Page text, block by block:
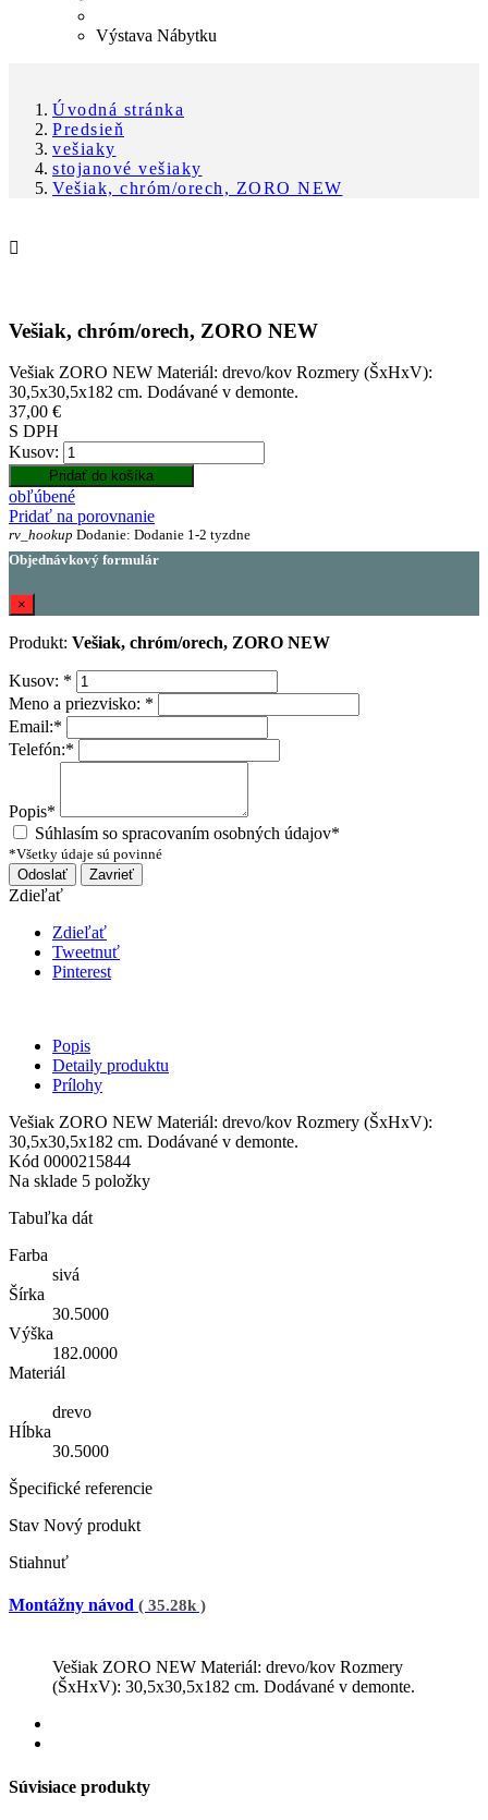
Výstava Nábytku
Úvodná stránka
Predsieň
vešiaky
stojanové vešiaky
Vešiak, chróm/orech, ZORO NEW

Vešiak, chróm/orech, ZORO NEW
Vešiak ZORO NEW Materiál: drevo/kov Rozmery (ŠxHxV):
30,5x30,5x182 cm. Dodávané v demonte.
37,00 €
S DPH
Kusov:
Pridať do košíka
obľúbené
Pridať na porovnanie
rv_hookup Dodanie: Dodanie 1-2 tyzdne
Objednávkový formulár
×
Produkt: Vešiak, chróm/orech, ZORO NEW
Kusov: *
Meno a priezvisko: *
Email:*
Telefón:*
Popis*
Súhlasím so spracovaním osobných údajov*
*Všetky údaje sú povinné
Odoslať
Zavrieť
Zdieľať
Zdieľať
Tweetnuť
Pinterest
Popis
Detaily produktu
Prílohy
Vešiak ZORO NEW Materiál: drevo/kov Rozmery (ŠxHxV):
30,5x30,5x182 cm. Dodávané v demonte.
Kód 0000215844
Na sklade 5 položky
Tabuľka dát
Farba
sivá
Šírka
30.5000
Výška
182.0000
Materiál
drevo
Hĺbka
30.5000
Špecifické referencie
Stav Nový produkt
Stiahnuť
Montážny návod ( 35.28k )
Vešiak ZORO NEW Materiál: drevo/kov Rozmery
(ŠxHxV): 30,5x30,5x182 cm. Dodávané v demonte.
Súvisiace produkty